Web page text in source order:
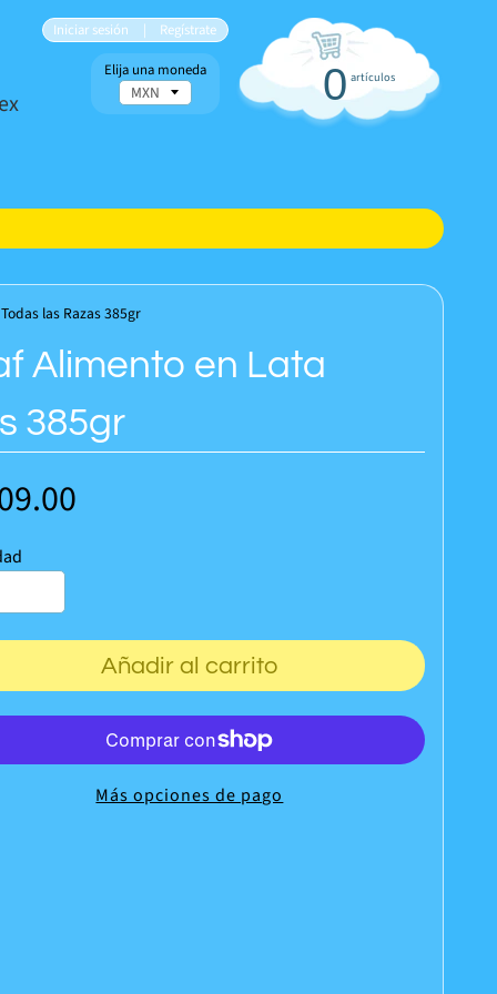
Iniciar sesión | Regístrate
0 artículos
Elija una moneda
las Razas 385gr
Alimento en Lata
385gr
Añadir al carrito
Más opciones de pago